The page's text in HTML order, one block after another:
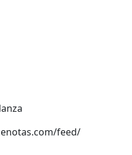
feed/